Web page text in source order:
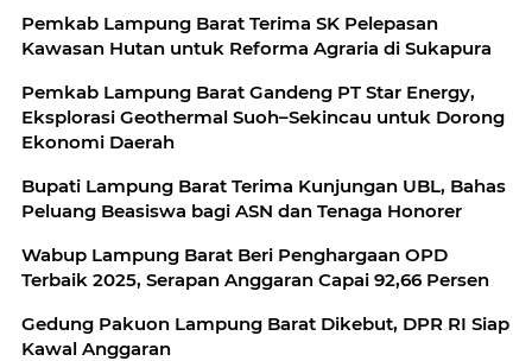
Pemkab Lampung Barat Terima SK Pelepasan
Kawasan Hutan untuk Reforma Agraria di Sukapura
Pemkab Lampung Barat Gandeng PT Star Energy,
Eksplorasi Geothermal Suoh–Sekincau untuk Dorong
Ekonomi Daerah
Bupati Lampung Barat Terima Kunjungan UBL, Bahas
Peluang Beasiswa bagi ASN dan Tenaga Honorer
Wabup Lampung Barat Beri Penghargaan OPD
Terbaik 2025, Serapan Anggaran Capai 92,66 Persen
Gedung Pakuon Lampung Barat Dikebut, DPR RI Siap
Kawal Anggaran